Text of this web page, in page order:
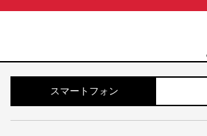
スマートフォン